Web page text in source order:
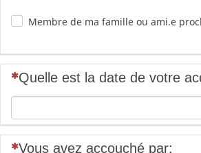
Membre de ma famille ou ami.e
(Cette question est obligatoire)
Quelle est la date de votre
(Cette question est obligatoire)
Vous avez accouché par: